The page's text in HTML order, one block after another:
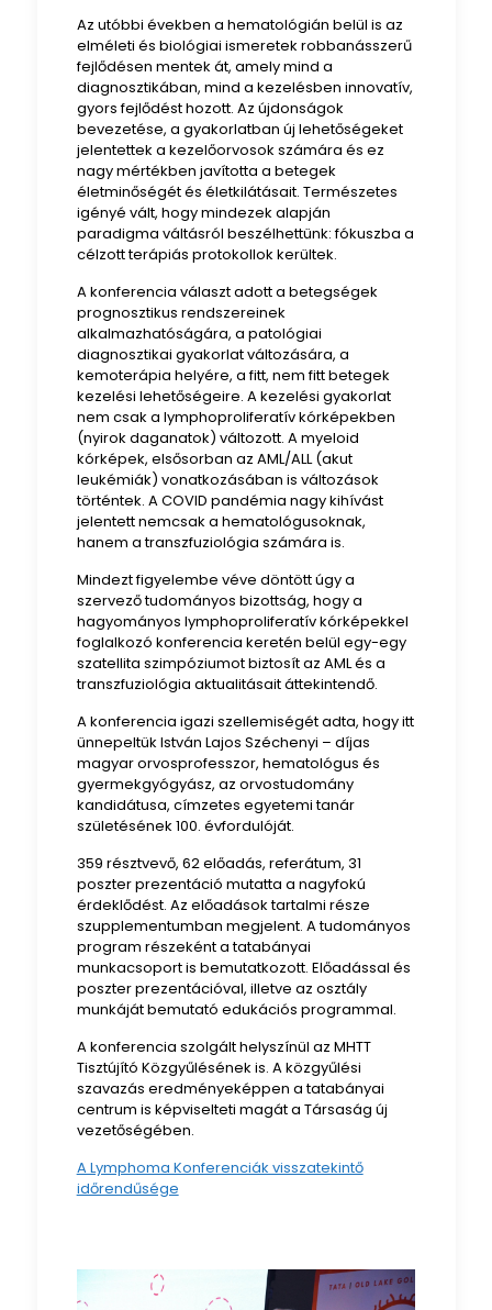
Az utóbbi években a hematológián belül is az
elméleti és biológiai ismeretek robbanásszerű
fejlődésen mentek át, amely mind a
diagnosztikában, mind a kezelésben innovatív,
gyors fejlődést hozott. Az újdonságok
bevezetése, a gyakorlatban új lehetőségeket
jelentettek a kezelőorvosok számára és ez
nagy mértékben javította a betegek
életminőségét és életkilátásait. Természetes
igényé vált, hogy mindezek alapján
paradigma váltásról beszélhettünk: fókuszba a
célzott terápiás protokollok kerültek.
A konferencia választ adott a betegségek
prognosztikus rendszereinek
alkalmazhatóságára, a patológiai
diagnosztikai gyakorlat változására, a
kemoterápia helyére, a fitt, nem fitt betegek
kezelési lehetőségeire. A kezelési gyakorlat
nem csak a lymphoproliferatív kórképekben
(nyirok daganatok) változott. A myeloid
kórképek, elsősorban az AML/ALL (akut
leukémiák) vonatkozásában is változások
történtek. A COVID pandémia nagy kihívást
jelentett nemcsak a hematológusoknak,
hanem a transzfuziológia számára is.
Mindezt figyelembe véve döntött úgy a
szervező tudományos bizottság, hogy a
hagyományos lymphoproliferatív kórképekkel
foglalkozó konferencia keretén belül egy-egy
szatellita szimpóziumot biztosít az AML és a
transzfuziológia aktualitásait áttekintendő.
A konferencia igazi szellemiségét adta, hogy itt
ünnepeltük István Lajos Széchenyi – díjas
magyar orvosprofesszor, hematológus és
gyermekgyógyász, az orvostudomány
kandidátusa, címzetes egyetemi tanár
születésének 100. évfordulóját.
359 résztvevő, 62 előadás, referátum, 31
poszter prezentáció mutatta a nagyfokú
érdeklődést. Az előadások tartalmi része
szupplementumban megjelent. A tudományos
program részeként a tatabányai
munkacsoport is bemutatkozott. Előadással és
poszter prezentációval, illetve az osztály
munkáját bemutató edukációs programmal.
A konferencia szolgált helyszínül az MHTT
Tisztújító Közgyűlésének is. A közgyűlési
szavazás eredményeképpen a tatabányai
centrum is képviselteti magát a Társaság új
vezetőségében.
A Lymphoma Konferenciák visszatekintő
időrendűsége